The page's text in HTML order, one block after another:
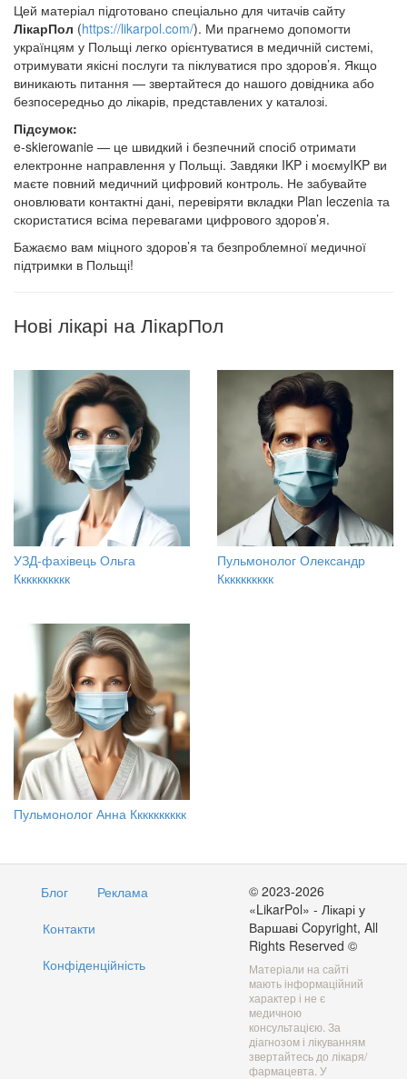
Цей матеріал підготовано спеціально для читачів сайту
ЛікарПол (https://likarpol.com/). Ми прагнемо допомогти
українцям у Польщі легко орієнтуватися в медичній системі,
отримувати якісні послуги та піклуватися про здоров’я. Якщо
виникають питання — звертайтеся до нашого довідника або
безпосередньо до лікарів, представлених у каталозі.
Підсумок:
e‑skierowanie — це швидкий і безпечний спосіб отримати
електронне направлення у Польщі. Завдяки IKP і моємуIKP ви
маєте повний медичний цифровий контроль. Не забувайте
оновлювати контактні дані, перевіряти вкладки Plan leczenia та
скористатися всіма перевагами цифрового здоров’я.
Бажаємо вам міцного здоров’я та безпроблемної медичної
підтримки в Польщі!
Нові лікарі на ЛікарПол
УЗД-фахівець Ольга
Кккккккккк
Пульмонолог Олександр
Кккккккккк
Пульмонолог Анна Кккккккккк
Блог
Реклама
Контакти
Конфіденційність
© 2023-2026
«LikarPol» - Лікарі у
Варшаві Copyright, All
Rights Reserved ©
Матеріали на сайті
мають інформаційний
характер і не є
медичною
консультацією. За
діагнозом і лікуванням
звертайтесь до лікаря/
фармацевта. У